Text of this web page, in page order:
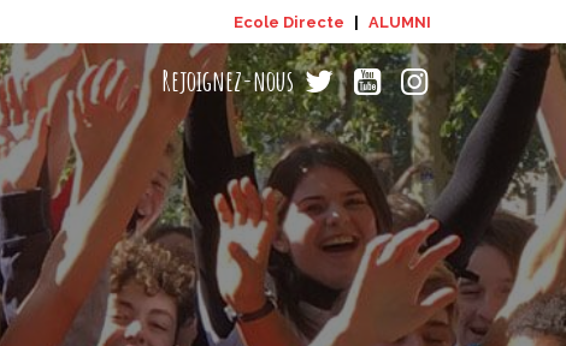
Ecole Directe | ALUMNI